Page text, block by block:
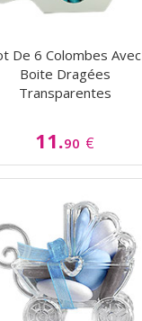
De 6 Colombes Avec
Boite Dragées
Transparentes
11.90 €